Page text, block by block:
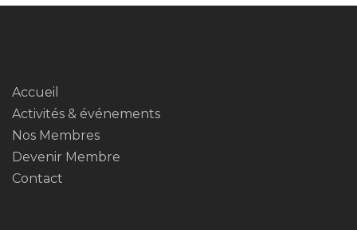
Accueil
Activités & événements
Nos Membres
Devenir Membre
Contact